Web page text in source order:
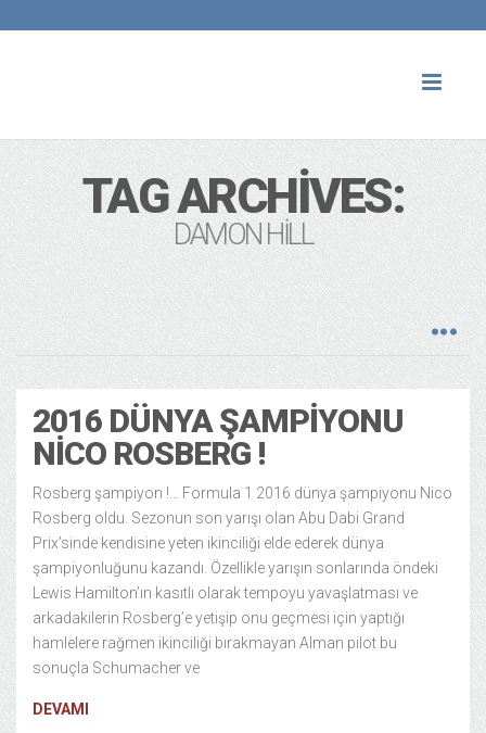
TAG ARCHIVES:
DAMON HILL
2016 DÜNYA ŞAMPIYONU
NICO ROSBERG !
Rosberg şampiyon !… Formula 1 2016 dünya şampiyonu Nico
Rosberg oldu. Sezonun son yarışı olan Abu Dabi Grand
Prix’sinde kendisine yeten ikinciliği elde ederek dünya
şampiyonluğunu kazandı. Özellikle yarışın sonlarında öndeki
Lewis Hamilton’ın kasıtlı olarak tempoyu yavaşlatması ve
arkadakilerin Rosberg’e yetişip onu geçmesi için yaptığı
hamlelere rağmen ikinciliği bırakmayan Alman pilot bu
sonuçla Schumacher ve
DEVAMI